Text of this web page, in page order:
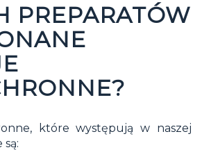
PREPARATÓW
które występują w naszej